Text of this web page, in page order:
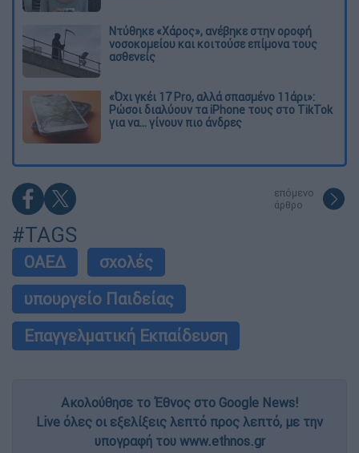
Ντύθηκε «Χάρος», ανέβηκε στην οροφή
νοσοκομείου και κοιτούσε επίμονα τους
ασθενείς
«Όχι γκέι 17 Pro, αλλά σπασμένο 11άρι»:
Ρώσοι διαλύουν τα iPhone τους στο TikTok
για να... γίνουν πιο άνδρες
επόμενο
άρθρο
#TAGS
ΟΑΕΔ
σχολές
υπουργείο Παιδείας
Επαγγελματική Εκπαίδευση
Ακολούθησε το Έθνος στο Google News!
Live όλες οι εξελίξεις λεπτό προς λεπτό, με την
υπογραφή του www.ethnos.gr